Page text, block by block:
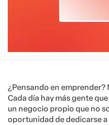
¿Pensando en emprender?
Cada día hay más gente
un negocio propio que no
oportunidad de dedicarse